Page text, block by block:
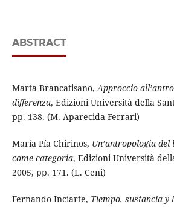
ABSTRACT
Marta Brancatisano,Approccio
differenza, Edizioni Università della
pp. 138. (M. Aparecida Ferrari)
María Pía Chirinos, Un’antropologia
come categoria, Edizioni Università
2005, pp. 171. (L. Ceni)
Fernando Inciarte, Tiempo, sustancia y